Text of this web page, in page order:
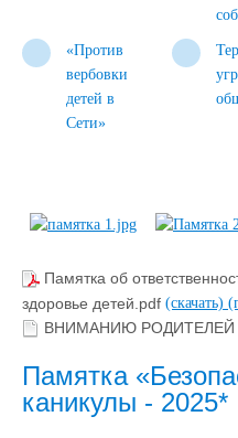
«Против
вербовки
детей в
Сети»
Памятка об
здоровье детей.pdf (скачать)
ВНИМАНИЮ РОДИТЕЛЕЙ
Памятка
каникулы - 2025*